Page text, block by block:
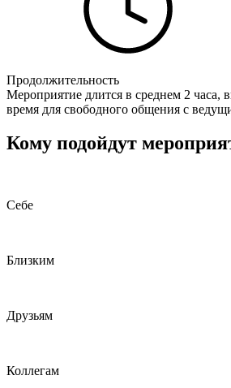
Продолжительность
Мероприятие длится в среднем 2 часа,
время для свободного общения с
Кому подойдут
Cебе
Близким
Друзьям
Коллегам